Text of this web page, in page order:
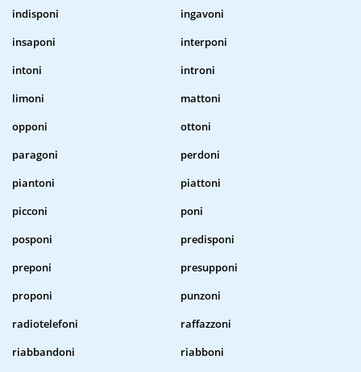
indisponi
ingavoni
insaponi
interponi
intoni
introni
limoni
mattoni
opponi
ottoni
paragoni
perdoni
piantoni
piattoni
picconi
poni
posponi
predisponi
preponi
presupponi
proponi
punzoni
radiotelefoni
raffazzoni
riabbandoni
riabboni